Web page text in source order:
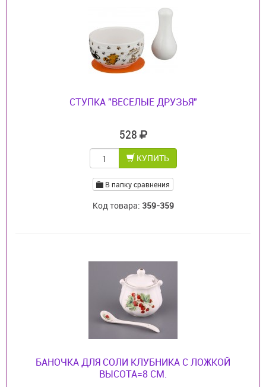
СТУПКА "ВЕСЕЛЫЕ ДРУЗЬЯ"
528
КУПИТЬ
В папку сравнения
Код товара: 359-359
БАНОЧКА ДЛЯ СОЛИ КЛУБНИКА С ЛОЖКОЙ
ВЫСОТА=8 СМ.